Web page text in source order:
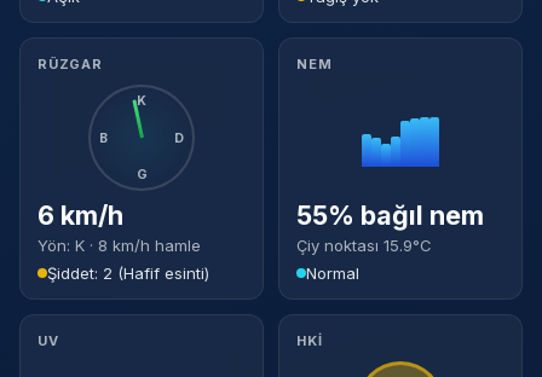
RÜZGAR
K
D
G
B
6 km/h
Yön: K · 8 km/h hamle
Şiddet: 2 (Hafif esinti)
NEM
55% bağıl nem
Çiy noktası 15.9°C
Normal
UV HKİ